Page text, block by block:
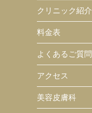
クリニック紹介
料金表
よくあるご質問
アクセス
美容皮膚科